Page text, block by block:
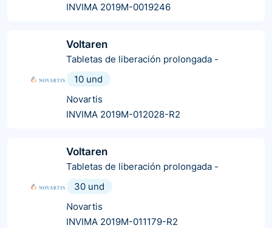
INVIMA 2019M-0019246
Voltaren
Tabletas de liberación prolongada -
10 und
Novartis
INVIMA 2019M-012028-R2
Voltaren
Tabletas de liberación prolongada -
30 und
Novartis
INVIMA 2019M-011179-R2